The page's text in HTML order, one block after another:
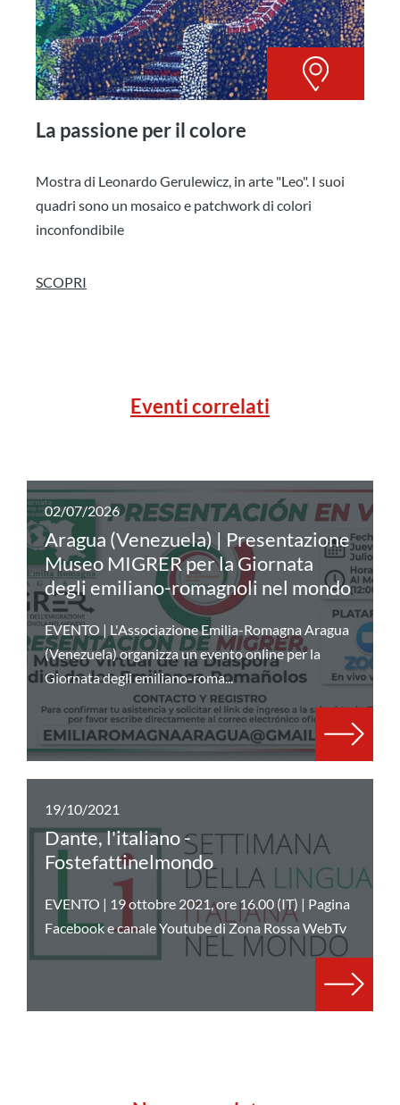
La passione per il colore
Mostra di Leonardo Gerulewicz, in arte "Leo". I suoi
quadri sono un mosaico e patchwork di colori
inconfondibile
SCOPRI
Eventi correlati
02/07/2026
Aragua (Venezuela) | Presentazione
Museo MIGRER per la Giornata
degli emiliano-romagnoli nel mondo
EVENTO | L'Associazione Emilia-Romagna Aragua
(Venezuela) organizza un evento online per la
Giornata degli emiliano-roma...
19/10/2021
Dante, l'italiano -
Fostefattinelmondo
EVENTO | 19 ottobre 2021, ore 16.00 (IT) | Pagina
Facebook e canale Youtube di Zona Rossa WebTv